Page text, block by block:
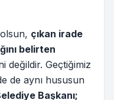
çıkan irade
belirten
değildir. Geçtiğimiz
de aynı hususun
Başkanı;